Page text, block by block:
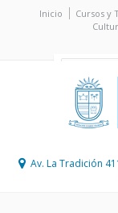
Inicio Cursos y
Av. La Tradición